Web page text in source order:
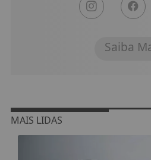
Saiba
MAIS LIDAS